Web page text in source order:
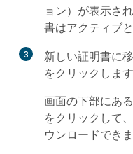
ョン）が表示さ
書はアクティブ
3 新しい証明書に移
をクリックします
画面の下部にあ
をクリックして
ウンロードできま